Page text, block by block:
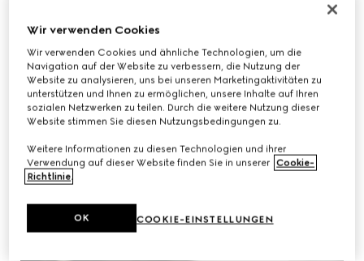
Wir verwenden Cookies
Wir verwenden Cookies und ähnliche Technologien, um die
Navigation auf der Website zu verbessern, die Nutzung der
Website zu analysieren, uns bei unseren Marketingaktivitäten zu
unterstützen und Ihnen zu ermöglichen, unsere Inhalte auf Ihren
sozialen Netzwerken zu teilen. Durch die weitere Nutzung dieser
Website stimmen Sie diesen Nutzungsbedingungen zu.
Weitere Informationen zu diesen Technologien und ihrer
Verwendung auf dieser Website finden Sie in unserer Cookie-
Richtlinie.
COOKIE-EINSTELLUNGEN
OK